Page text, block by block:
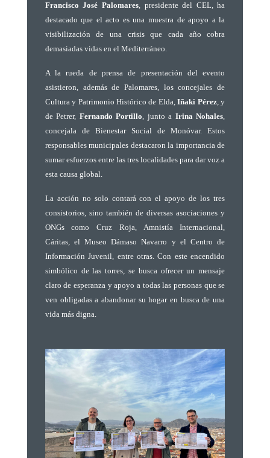
Francisco José Palomares, presidente del CEL, ha
destacado que el acto es una muestra de apoyo a la
visibilización de una crisis que cada año cobra
demasiadas vidas en el Mediterráneo.
A la rueda de prensa de presentación del evento
asistieron, además de Palomares, los concejales de
Cultura y Patrimonio Histórico de Elda,Iñaki Pérez, y
de Petrer, Fernando Portillo, junto a Irina Nohales,
concejala de Bienestar Social de Monóvar. Estos
responsables municipales destacaron la importancia de
sumar esfuerzos entre las tres localidades para dar voz a
esta causa global.
La acción no solo contará con el apoyo de los tres
consistorios, sino también de diversas asociaciones y
ONGs como Cruz Roja, Amnistía Internacional,
Cáritas, el Museo Dámaso Navarro y el Centro de
Información Juvenil, entre otras. Con este encendido
simbólico de las torres, se busca ofrecer un mensaje
claro de esperanza y apoyo a todas las personas que se
ven obligadas a abandonar su hogar en busca de una
vida más digna.